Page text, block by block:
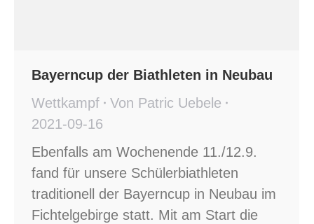
Bayerncup der Biathleten in Neubau
Wettkampf
Von Patric Uebele
2021-09-16
Ebenfalls am Wochenende 11./12.9.
fand für unsere Schülerbiathleten
traditionell der Bayerncup in Neubau im
Fichtelgebirge statt. Mit am Start die